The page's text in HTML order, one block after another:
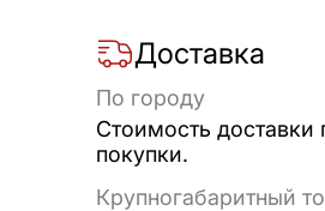
Доставка
По городу
Стоимость
покупки.
Крупногабаритный